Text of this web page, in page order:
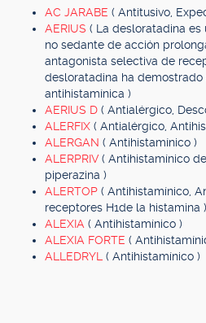
AC JARABE ( Antitusivo,
AERIUS ( La desloratadina
no sedante de acción
antagonista selectiva de
desloratadina ha
antihistamínica )
AERIUS D ( Antialérgico,
ALERFIX ( Antialérgico,
ALERGAN ( Antihistamínico )
ALERPRIV( Antihistamínico
piperazina )
ALERTOP ( Antihistamínico,
receptores H1de la histamina )
ALEXIA ( Antihistamínico )
ALEXIA FORTE (
ALLEDRYL ( Antihistamínico )